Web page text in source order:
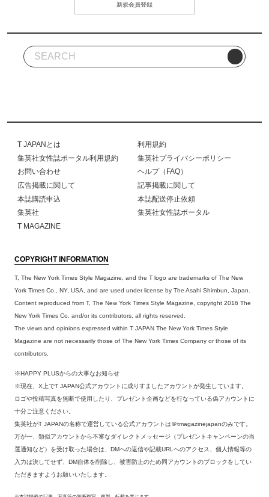
新規会員登録
T JAPANとは
利用規約
集英社女性誌ポータル利用規約
集英社プライバシーポリシー
お問い合わせ
ヘルプ（FAQ）
広告掲載に関して
記事掲載に関して
本誌購読申込
本誌配送停止依頼
集英社
集英社女性誌ポータル
T MAGAZINE
COPYRIGHT INFORMATION
T, The New York Times Style Magazine, and the T logo are trademarks of The New
York Times Co., NY, USA, and are used under license by The Asahi Shimbun, Japan.
Content reproduced from T, The New York Times Style Magazine, copyright 2016 The
New York Times Co. and/or its contributors, all rights reserved.
The views and opinions expressed within T JAPAN The New York Times Style
Magazine are not necessarily those of The New York Times Company or those of its
contributors.
※HAPPY PLUSからの大事なお知らせ
※現在、X上でT JAPAN公式アカウントに成りすましたアカウントが発生しています。
ロゴや投稿写真を無断で使用したり、プレゼント企画などを行なっている偽アカウントに
十分ご注意ください。
集英社がT JAPANの名称で運営している公式アカウントは＠tmagazinejapanのみです。
万が一、類似アカウントから不審なダイレクトメッセージ（プレゼントキャンペーンの当
選通知など）を受け取った場合は、DMへの返信や記載URLへのアクセス、個人情報等の
入力は決してせず、DM自体を削除し、被害防止のため同アカウントのブロックをしてい
ただきますようお願いいたします。